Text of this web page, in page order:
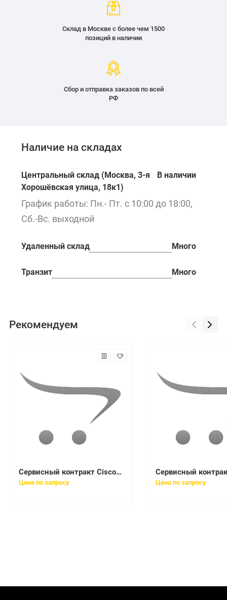
Склад в Москве с более чем 1500
позиций в наличии
Сбор и отправка заказов по всей
РФ
Наличие на складах
Центральный склад (Москва, 3-я
Хорошёвская улица, 18к1)
В наличии
График работы: Пн.- Пт. с 10:00 до 18:00,
Сб.-Вс. выходной
Удаленный склад Много
Транзит Много
Рекомендуем
Сервисный контракт Cisco CON-3SNT-ISR4221K
Цена по запросу Цена по запросу